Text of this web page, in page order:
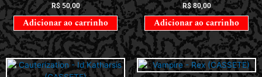
R$50,00
Adicionar ao carrinho
R$80,00
Adicionar ao carrinho